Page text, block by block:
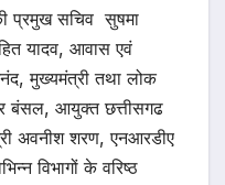
प्रमुख सचिव सुषमा
यादव, आवास एवं
मुख्यमंत्री तथा लोक
बंसल, आयुक्त छत्तीसगढ
अवनीश शरण, एनआरडीए
विभागों के वरिष्ठ